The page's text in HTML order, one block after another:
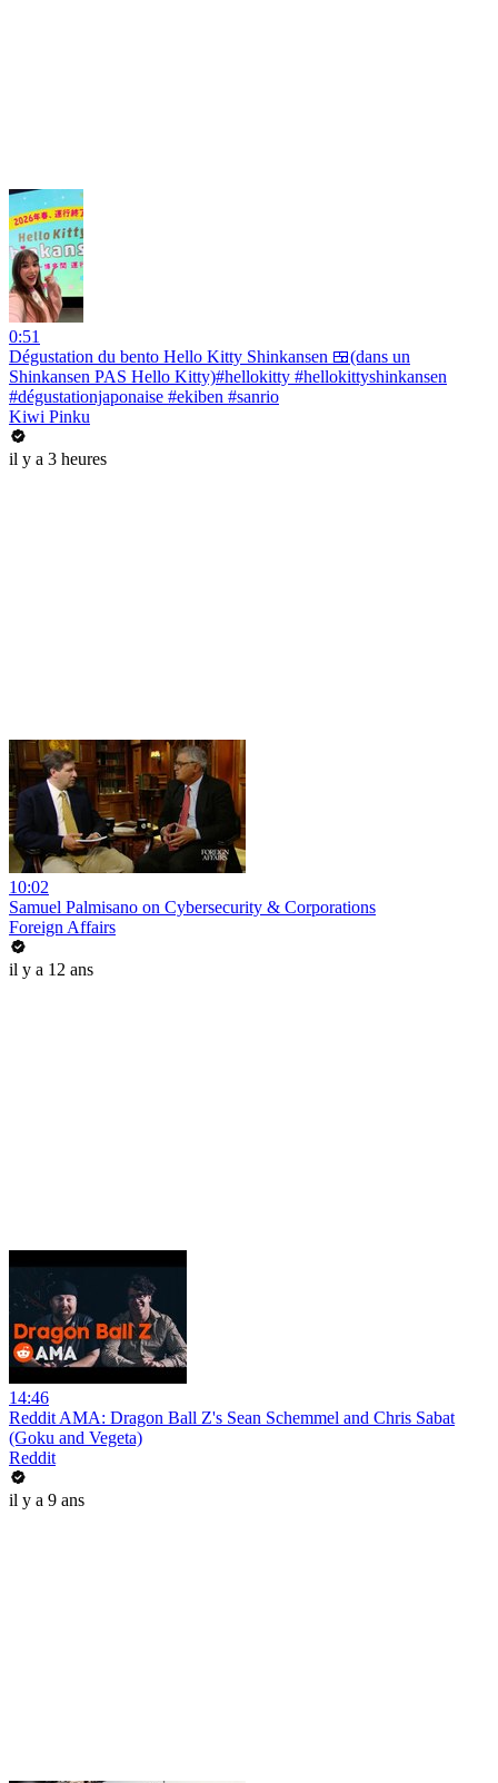
0:51
Dégustation du bento Hello Kitty Shinkansen 🍱(dans un
Shinkansen PAS Hello Kitty)#hellokitty #hellokittyshinkansen
#dégustationjaponaise #ekiben #sanrio
Kiwi Pinku
il y a 3 heures
10:02
Samuel Palmisano on Cybersecurity & Corporations
Foreign Affairs
il y a 12 ans
14:46
Reddit AMA: Dragon Ball Z's Sean Schemmel and Chris Sabat
(Goku and Vegeta)
Reddit
il y a 9 ans